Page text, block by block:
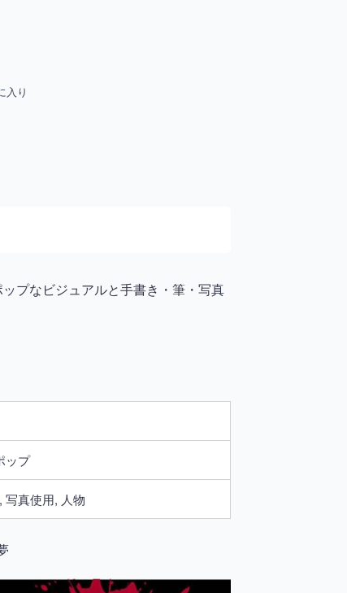
入り
プなビジュアルと手書き・筆・写真
ップ
写真使用, 人物